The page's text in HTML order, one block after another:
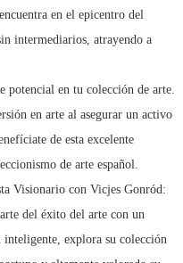
en el epicentro del
intermediarios, atrayendo a
potencial en tu colección de arte.
en arte al asegurar un activo
de esta excelente
de arte español.
Visionario con Vicjes Gonród:
del éxito del arte con un
explora su colección